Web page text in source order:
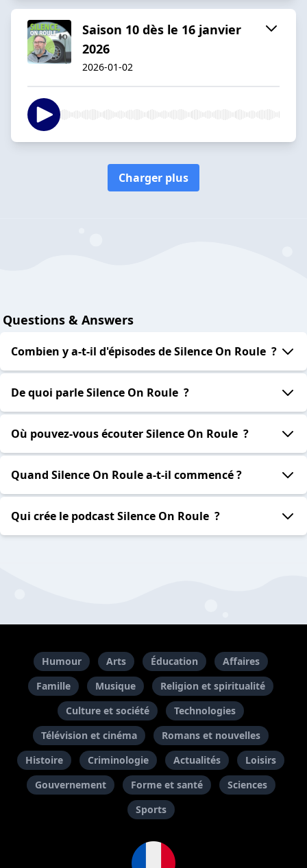
Saison 10 dès le 16 janvier
2026
2026-01-02
Charger plus
Questions & Answers
Combien y a-t-il d'épisodes de Silence On Roule ?
De quoi parle Silence On Roule ?
Où pouvez-vous écouter Silence On Roule ?
Quand Silence On Roule a-t-il commencé ?
Qui crée le podcast Silence On Roule ?
Humour Arts Éducation
Affaires
Famille
Musique
Religion et spiritualité
Culture et société
Technologies
Télévision et cinéma
Romans et nouvelles
Histoire
Criminologie Actualités
Loisirs
Gouvernement
Forme et santé
Sciences
Sports